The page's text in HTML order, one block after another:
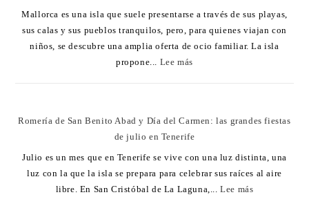
Mallorca es una isla que suele presentarse a través de sus playas,
sus calas y sus pueblos tranquilos, pero, para quienes viajan con
niños, se descubre una amplia oferta de ocio familiar. La isla
propone... Lee más
Romería de San Benito Abad y Día del Carmen: las grandes fiestas
de julio en Tenerife
Julio es un mes que en Tenerife se vive con una luz distinta, una
luz con la que la isla se prepara para celebrar sus raíces al aire
libre. En San Cristóbal de La Laguna,...Lee más